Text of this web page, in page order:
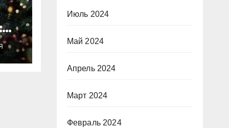
Июль 2024
Май 2024
Апрель 2024
Март 2024
Февраль 2024